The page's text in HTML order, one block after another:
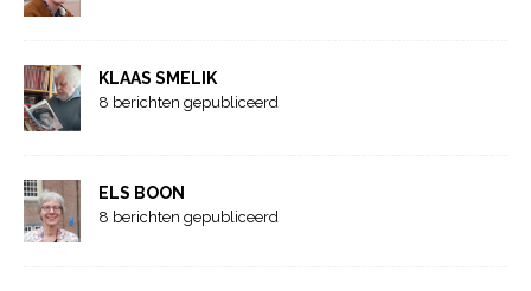
KLAAS SMELIK
8 berichten gepubliceerd
ELS BOON
8 berichten gepubliceerd